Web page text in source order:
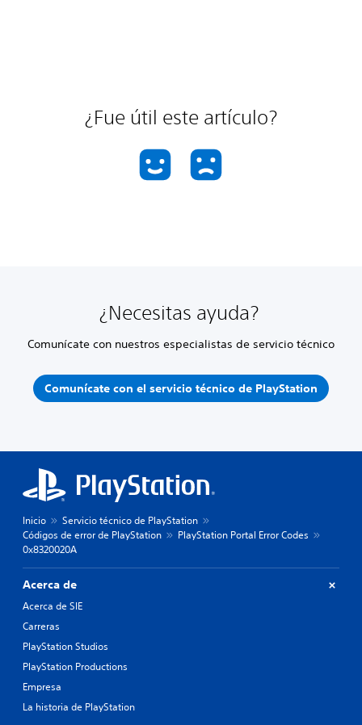
¿Fue útil este artículo?
¿Necesitas ayuda?
Comunícate con nuestros especialistas de servicio técnico
Comunícate con el servicio técnico de PlayStation
Inicio
Servicio técnico de PlayStation
Códigos de error de PlayStation
PlayStation Portal Error Codes
0x8320020A
Acerca de
Acerca de SIE
Carreras
PlayStation Studios
PlayStation Productions
Empresa
La historia de PlayStation